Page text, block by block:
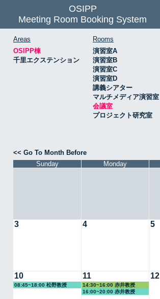
OSIPP
Meeting Room Booking System
Areas
OSIPP棟
千里エクステンション
Rooms
演習室A
演習室B
演習室C
演習室D
講義シアター
マルチメディア演習室
会議室
プロジェクト研究室
<< Go To Month Before
Sunday
Monday
3 4 5
10
08:45~18:00 松野教授
11
14:30~16:00 赤井教授
16:00~20:00 赤井教授
12